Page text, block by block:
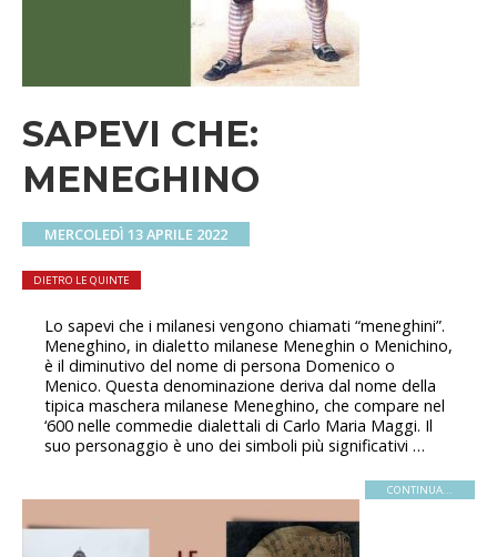
SAPEVI CHE:
MENEGHINO
MERCOLEDÌ 13 APRILE 2022
DIETRO LE QUINTE
Lo sapevi che i milanesi vengono chiamati “meneghini”.
Meneghino, in dialetto milanese Meneghin o Menichino,
è il diminutivo del nome di persona Domenico o
Menico. Questa denominazione deriva dal nome della
tipica maschera milanese Meneghino, che compare nel
‘600 nelle commedie dialettali di Carlo Maria Maggi. Il
suo personaggio è uno dei simboli più significativi …
CONTINUA...